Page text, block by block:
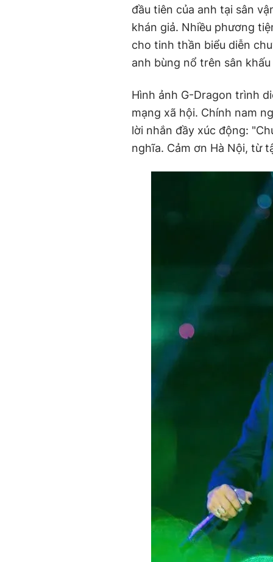
đầu tiên của anh tại sân
khán giả. Nhiều phương
cho tinh thần biểu diễn
anh bùng nổ trên sân
Hình ảnh G-Dragon trình
mạng xã hội. Chính nam
lời nhắn đầy xúc động:
nghĩa. Cảm ơn Hà Nội, từ